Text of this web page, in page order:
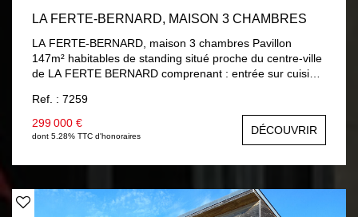
LA FERTE-BERNARD, MAISON 3 CHAMBRES
LA FERTE-BERNARD, maison 3 chambres Pavillon
147m² habitables de standing situé proche du centre-ville
de LA FERTE BERNARD comprenant : entrée sur cuisine
chambre, salle d'eau, wc, lingerie, garage avec porte
électrique. A l'étage : palier, deux chambres dont une
avec mezzanine, salle de bains avec douche, wc.
Chauffage gaz de ville au sol au rez-de-chaussée et
radiateur à l'étage, double vitrage et volets roulants
Ref. : 7259
299 000 €
dont 5.28% TTC d'honoraires DÉCOUVRIR